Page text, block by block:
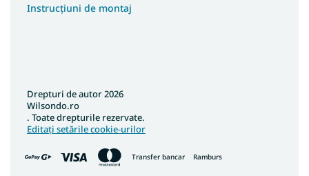
Instrucțiuni de montaj
Transfer bancar Ramburs
Drepturi de autor 2026
Wilsondo.ro
. Toate drepturile rezervate.
Editați setările cookie-urilor